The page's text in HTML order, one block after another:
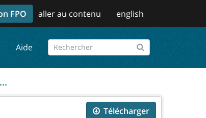
FPO aller au contenu english
Aide
Télécharger